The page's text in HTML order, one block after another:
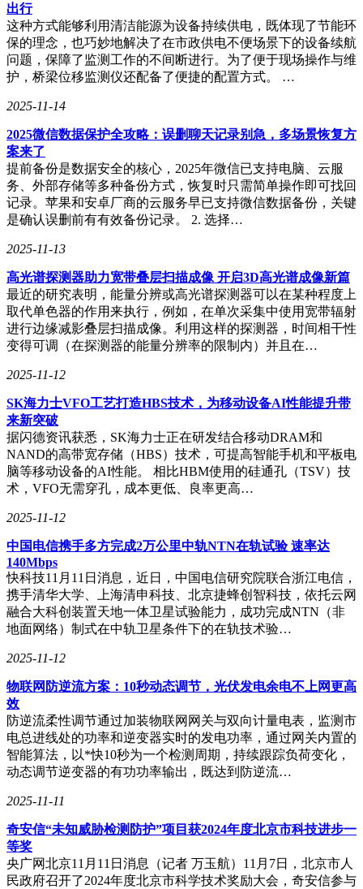
出行
这种方式能够利用清洁能源为设备持续供电，既体现了节能环
保的理念，也巧妙地解决了在市政供电不便场景下的设备续航
问题，保障了监测工作的不间断进行。为了便于现场操作与维
护，桥梁位移监测仪还配备了便捷的配置方式。 …
2025-11-14
2025微信数据保护全攻略：误删聊天记录别急，多场景恢复方
案来了
提前备份是数据安全的核心，2025年微信已支持电脑、云服
务、外部存储等多种备份方式，恢复时只需简单操作即可找回
记录。苹果和安卓厂商的云服务早已支持微信数据备份，关键
是确认误删前有有效备份记录。 2. 选择…
2025-11-13
高光谱探测器助力宽带叠层扫描成像 开启3D高光谱成像新篇
最近的研究表明，能量分辨或高光谱探测器可以在某种程度上
取代单色器的作用来执行，例如，在单次采集中使用宽带辐射
进行边缘减影叠层扫描成像。利用这样的探测器，时间相干性
变得可调（在探测器的能量分辨率的限制内）并且在…
2025-11-12
SK海力士VFO工艺打造HBS技术，为移动设备AI性能提升带
来新突破
据闪德资讯获悉，SK海力士正在研发结合移动DRAM和
NAND的高带宽存储（HBS）技术，可提高智能手机和平板电
脑等移动设备的AI性能。 相比HBM使用的硅通孔（TSV）技
术，VFO无需穿孔，成本更低、良率更高…
2025-11-12
中国电信携手多方完成2万公里中轨NTN在轨试验 速率达
140Mbps
快科技11月11日消息，近日，中国电信研究院联合浙江电信，
携手清华大学、上海清申科技、北京捷蜂创智科技，依托云网
融合大科创装置天地一体卫星试验能力，成功完成NTN（非
地面网络）制式在中轨卫星条件下的在轨技术验…
2025-11-12
物联网防逆流方案：10秒动态调节，光伏发电余电不上网更高
效
防逆流柔性调节通过加装物联网网关与双向计量电表，监测市
电总进线处的功率和逆变器实时的发电功率，通过网关内置的
智能算法，以*快10秒为一个检测周期，持续跟踪负荷变化，
动态调节逆变器的有功功率输出，既达到防逆流…
2025-11-11
奇安信“未知威胁检测防护”项目获2024年度北京市科技进步一
等奖
央广网北京11月11日消息（记者 万玉航）11月7日，北京市人
民政府召开了2024年度北京市科学技术奖励大会，奇安信参与